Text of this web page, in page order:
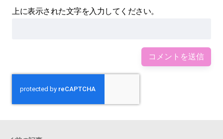
上に表示された文字を入力してください。